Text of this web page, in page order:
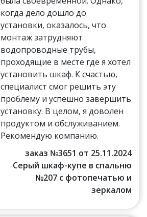
когда дело дошло до
установки, оказалось, что
монтаж затрудняют
водопроводные трубы,
проходящие в месте где я хотел
установить шкаф. К счастью,
специалист смог решить эту
проблему и успешно завершить
установку. В целом, я доволен
продуктом и обслуживанием.
Рекомендую компанию.
заказ №3651 от 25.11.2024
Серый шкаф-купе в спальню
№207 с фотопечатью и
зеркалом